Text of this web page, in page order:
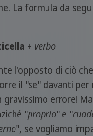
La formula da
+ verbo
l'opposto di ciò
il "se" davanti per
gravissimo errore!
"proprio" e "
", se vogliamo